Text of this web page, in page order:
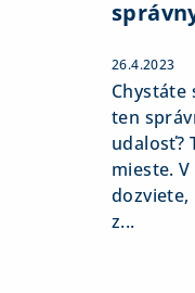
26.4.2023
Chystáte
ten
udalosť?
mieste.
dozviete,
z...